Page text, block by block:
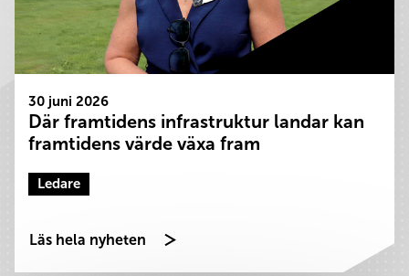
30 juni 2026
Där framtidens infrastruktur landar kan
framtidens värde växa fram
Ledare
Läs hela nyheten